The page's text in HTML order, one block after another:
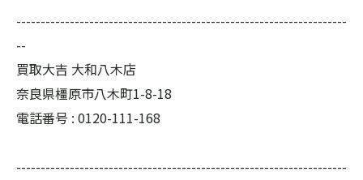
--------------------------------------------------------------------
--
買取大吉 大和八木店
奈良県橿原市八木町1-8-18
電話番号 : 0120-111-168
--------------------------------------------------------------------